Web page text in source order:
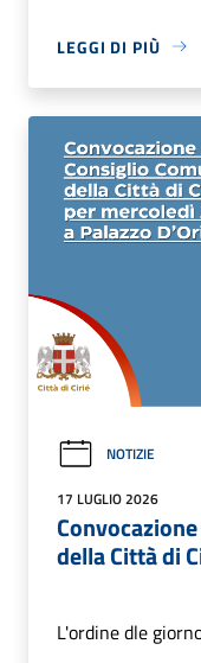
LEGGI DI PIÙ
NOTIZIE
17 LUGLIO 2026
della Città di
L'ordine dle